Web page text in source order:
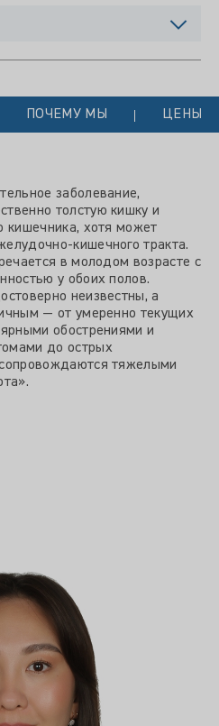
ПОЧЕМУ МЫ ЦЕНЫ
заболевание,
толстую кишку и
кишечника, хотя может
кишечного тракта.
в молодом возрасте с
у обоих полов.
неизвестны, а
— от умеренно текущих
обострениями и
до острых
тяжелыми